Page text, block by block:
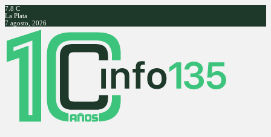
7.8 C
La Plata
7 agosto, 2026
Facebook
Twitter
Instagram
Youtube